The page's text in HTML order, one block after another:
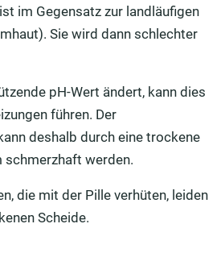
im Gegensatz zur landläufigen
Sie wird dann schlechter
pH-Wert ändert, kann dies
führen. Der
deshalb durch eine trockene
schmerzhaft werden.
die mit der Pille verhüten, leiden
Scheide.